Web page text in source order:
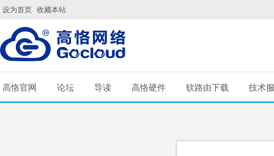
设为首页 收藏本站
高恪官网 论坛 导读 高恪硬件 软路由下载 技术